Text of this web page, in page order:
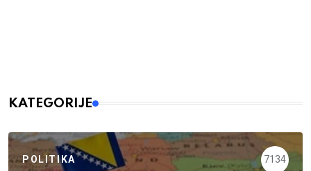
KATEGORIJE
POLITIKA 7134